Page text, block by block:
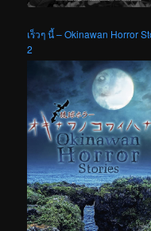
เร็วๆ นี้ – Okinawan Horror
2